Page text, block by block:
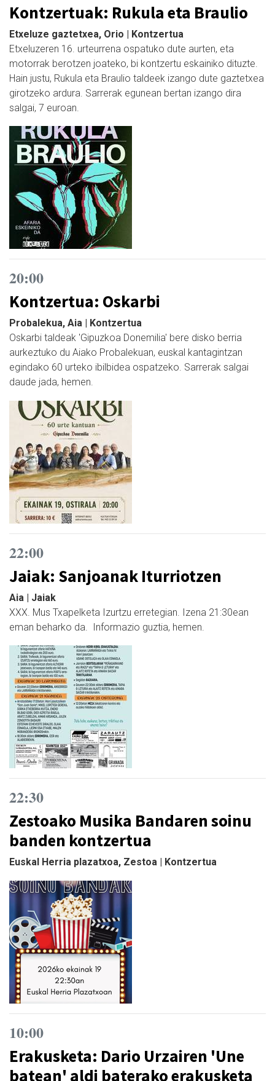
Kontzertuak: Rukula eta Braulio
Etxeluze gaztetxea, Orio | Kontzertua
Etxeluzeren 16. urteurrena ospatuko dute aurten, eta
motorrak berotzen joateko, bi kontzertu eskainiko dituzte.
Hain justu, Rukula eta Braulio taldeek izango dute gaztetxea
girotzeko ardura. Sarrerak egunean bertan izango dira
salgai, 7 euroan.
20:00
Kontzertua: Oskarbi
Probalekua, Aia | Kontzertua
Oskarbi taldeak 'Gipuzkoa Donemilia' bere disko berria
aurkeztuko du Aiako Probalekuan, euskal kantagintzan
egindako 60 urteko ibilbidea ospatzeko. Sarrerak salgai
daude jada, hemen.
22:00
Jaiak: Sanjoanak Iturriotzen
Aia | Jaiak
XXX. Mus Txapelketa Izurtzu erretegian. Izena 21:30ean
eman beharko da. Informazio guztia, hemen.
22:30
Zestoako Musika Bandaren soinu
banden kontzertua
Euskal Herria plazatxoa, Zestoa | Kontzertua
10:00
Erakusketa: Dario Urzairen 'Une
batean' aldi baterako erakusketa